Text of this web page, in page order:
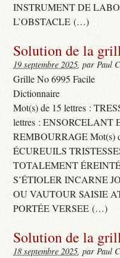
INSTRUMENT DE
L’OBSTACLE (…)
Solution de la
19 septembre 2025, par Paul
Grille No 6995 Facile
Dictionnaire
Mot(s) de 15 lettres :
lettres : ENSORCELANT
REMBOURRAGE Mot(s)
ÉCUREUILS
TOTALEMENT
S’ÉTIOLER INCARNE
OU VAUTOUR SAISIE
PORTÉE VERSEE (…)
Solution de la
18 septembre 2025, par Paul